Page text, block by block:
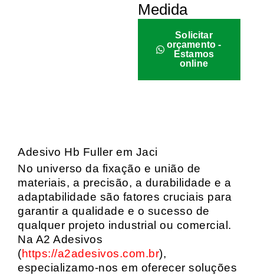
Medida
Solicitar
orçamento -
Estamos
online
Adesivo Hb Fuller em Jaci
No universo da fixação e união de
materiais, a precisão, a durabilidade e a
adaptabilidade são fatores cruciais para
garantir a qualidade e o sucesso de
qualquer projeto industrial ou comercial.
Na A2 Adesivos
(https://a2adesivos.com.br),
especializamo-nos em oferecer soluções